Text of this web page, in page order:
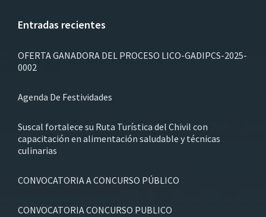
Entradas recientes
OFERTA GANADORA DEL PROCESO LICO-GADIPCS-2025-
0002
Agenda De Festividades
Suscal fortalece su Ruta Turística del Chivil con
capacitación en alimentación saludable y técnicas
culinarias
CONVOCATORIA A CONCURSO PÚBLICO
CONVOCATORIA CONCURSO PUBLICO